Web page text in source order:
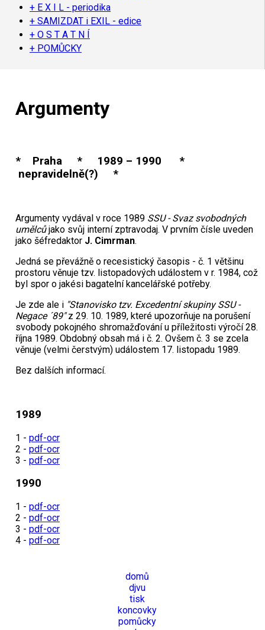
+ E X I L - periodika
+ SAMIZDAT i EXIL - edice
+ O S T A T N Í
+ POMŮCKY
Argumenty
* Praha * 1989 – 1990 *
nepravidelně(?) *
Argumenty vydával v roce 1989 SSU - Svaz svobodných
umělcůjako svůj interní zptravodaj. V prvním čísle uveden
jako šéfredaktor J. Cimrman.
Jedná se převážně o recesistický časopis - č. 1 většinu
prostoru věnuje tzv. listopadových událostem v r. 1984, což
byl spor o jakési bagatelní kancelářské potřeby.
Je zde ale i "Stanovisko tzv. Excedentní skupiny SSU -
Negace ´89"z 29. 10. 1989, které upozorňuje na porušení
svobody pokojného shromažďování u příležitosti výročí 28.
října 1989. Obdobný obsah má i č. 2. Ovšem č. 3 se zcela
věnuje (velmi čerstvým) událostem 17. listopadu 1989.
Bez dalších informací.
1989
1 - pdf-ocr
2 - pdf-ocr
3 - pdf-ocr
1990
1 - pdf-ocr
2 - pdf-ocr
3 - pdf-ocr
4 - pdf-ocr
domů
djvu
tisk
koncovky
pomůcky